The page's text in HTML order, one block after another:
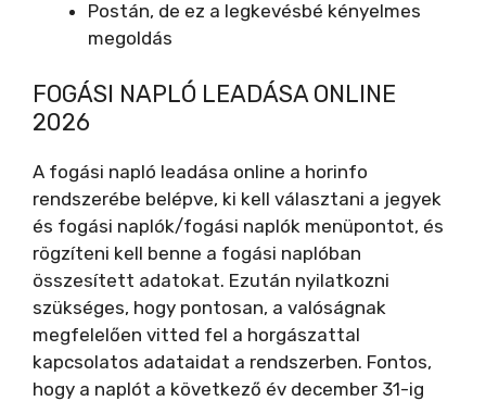
Postán, de ez a legkevésbé kényelmes
megoldás
FOGÁSI NAPLÓ LEADÁSA ONLINE
2026
A fogási napló leadása online a horinfo
rendszerébe belépve, ki kell választani a jegyek
és fogási naplók/fogási naplók menüpontot, és
rögzíteni kell benne a fogási naplóban
összesített adatokat. Ezután nyilatkozni
szükséges, hogy pontosan, a valóságnak
megfelelően vitted fel a horgászattal
kapcsolatos adataidat a rendszerben. Fontos,
hogy a naplót a következő év december 31-ig